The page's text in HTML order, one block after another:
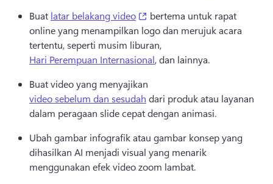
Buat latar belakang video (opens in a new tab)
bertema untuk rapat
online yang menampilkan logo dan merujuk acara
tertentu, seperti musim liburan,
Hari Perempuan Internasional, dan lainnya.
Buat video yang menyajikan
video sebelum dan sesudah dari produk atau layanan
dalam peragaan slide cepat dengan animasi.
Ubah gambar infografik atau gambar konsep yang
dihasilkan AI menjadi visual yang menarik
menggunakan efek video zoom lambat.